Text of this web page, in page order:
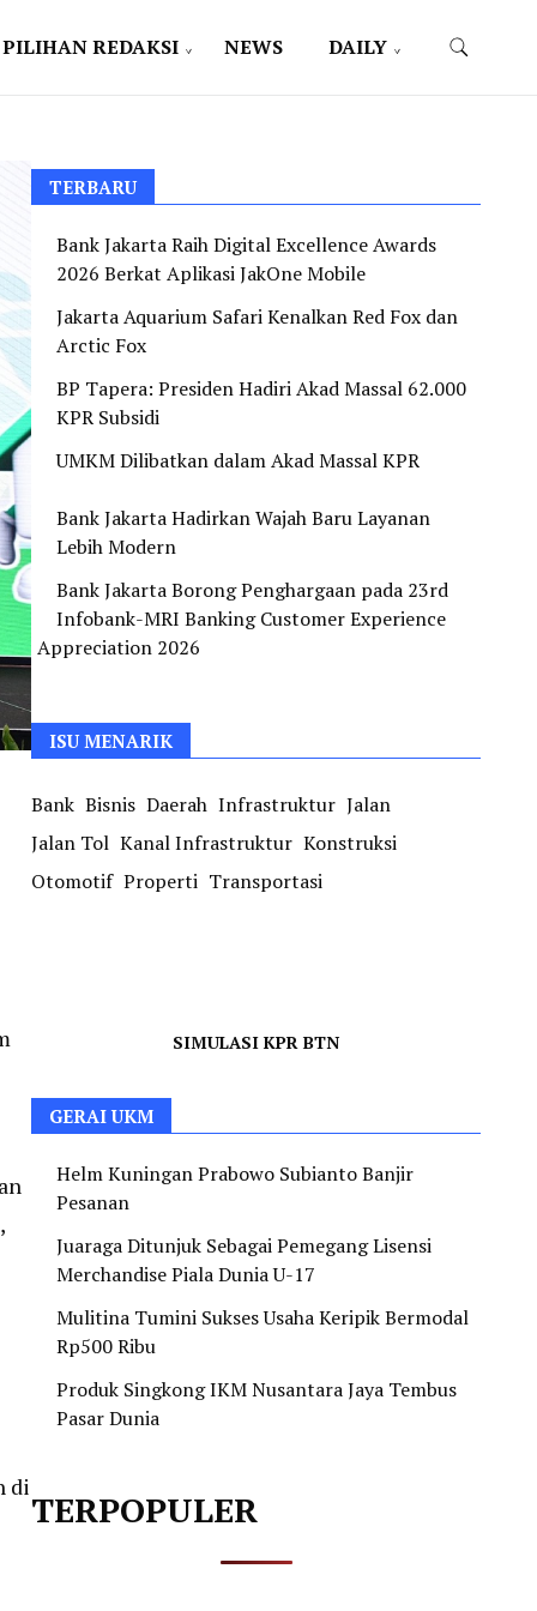
PILIHAN REDAKSI NEWS DAILY
di
TERBARU
Bank Jakarta Raih Digital Excellence Awards
2026 Berkat Aplikasi JakOne Mobile
Jakarta Aquarium Safari Kenalkan Red Fox dan
Arctic Fox
BP Tapera: Presiden Hadiri Akad Massal 62.000
KPR Subsidi
UMKM Dilibatkan dalam Akad Massal KPR
Bank Jakarta Hadirkan Wajah Baru Layanan
Lebih Modern
Bank Jakarta Borong Penghargaan pada 23rd
Infobank-MRI Banking Customer Experience
Appreciation 2026
ISU MENARIK
Bank Bisnis Daerah Infrastruktur Jalan
Jalan Tol Kanal Infrastruktur Konstruksi
Otomotif Properti Transportasi
SIMULASI KPR BTN
GERAI UKM
Helm Kuningan Prabowo Subianto Banjir
Pesanan
Juaraga Ditunjuk Sebagai Pemegang Lisensi
Merchandise Piala Dunia U-17
Mulitina Tumini Sukses Usaha Keripik Bermodal
Rp500 Ribu
Produk Singkong IKM Nusantara Jaya Tembus
Pasar Dunia
TERPOPULER